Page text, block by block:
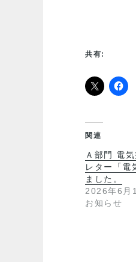
共有:
関連
Ａ部門 電
レター「電
ました。
2026年6月
お知らせ